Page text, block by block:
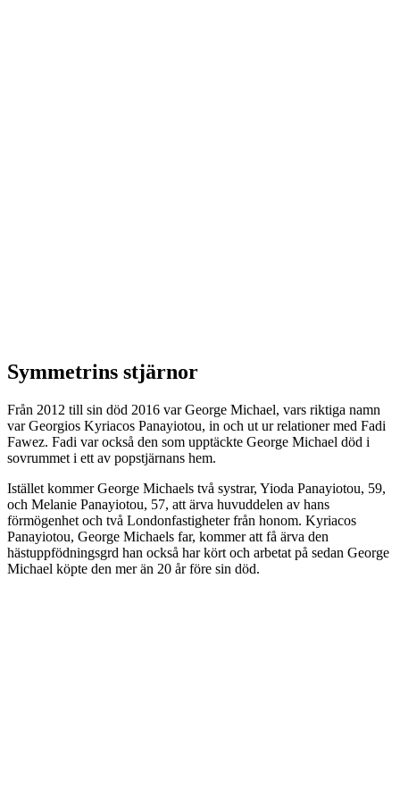
Symmetrins stjärnor
Från 2012 till sin död 2016 var George Michael, vars riktiga namn
var Georgios Kyriacos Panayiotou, in och ut ur relationer med Fadi
Fawez. Fadi var också den som upptäckte George Michael död i
sovrummet i ett av popstjärnans hem.
Istället kommer George Michaels två systrar, Yioda Panayiotou, 59,
och Melanie Panayiotou, 57, att ärva huvuddelen av hans
förmögenhet och två Londonfastigheter från honom. Kyriacos
Panayiotou, George Michaels far, kommer att få ärva den
hästuppfödningsgrd han också har kört och arbetat på sedan George
Michael köpte den mer än 20 år före sin död.